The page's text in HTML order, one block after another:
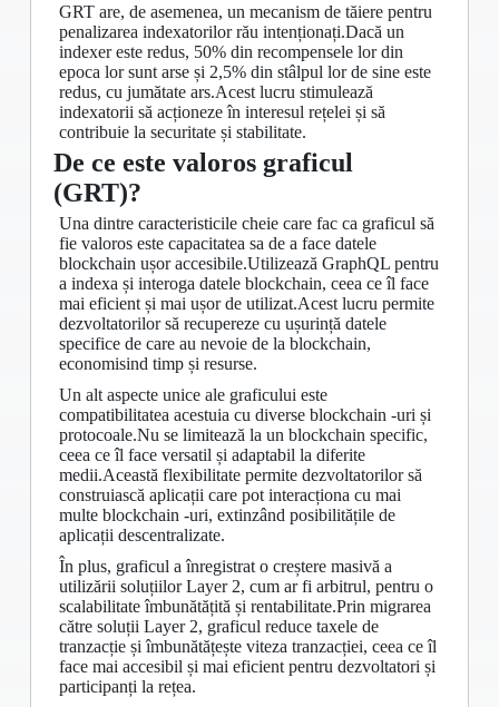
GRT are, de asemenea, un mecanism de tăiere pentru
penalizarea indexatorilor rău intenționați.Dacă un
indexer este redus, 50% din recompensele lor din
epoca lor sunt arse și 2,5% din stâlpul lor de sine este
redus, cu jumătate ars.Acest lucru stimulează
indexatorii să acționeze în interesul rețelei și să
contribuie la securitate și stabilitate.
De ce este valoros graficul
(GRT)?
Una dintre caracteristicile cheie care fac ca graficul să
fie valoros este capacitatea sa de a face datele
blockchain ușor accesibile.Utilizează GraphQL pentru
a indexa și interoga datele blockchain, ceea ce îl face
mai eficient și mai ușor de utilizat.Acest lucru permite
dezvoltatorilor să recupereze cu ușurință datele
specifice de care au nevoie de la blockchain,
economisind timp și resurse.
Un alt aspecte unice ale graficului este
compatibilitatea acestuia cu diverse blockchain -uri și
protocoale.Nu se limitează la un blockchain specific,
ceea ce îl face versatil și adaptabil la diferite
medii.Această flexibilitate permite dezvoltatorilor să
construiască aplicații care pot interacționa cu mai
multe blockchain -uri, extinzând posibilitățile de
aplicații descentralizate.
În plus, graficul a înregistrat o creștere masivă a
utilizării soluțiilor Layer 2, cum ar fi arbitrul, pentru o
scalabilitate îmbunătățită și rentabilitate.Prin migrarea
către soluții Layer 2, graficul reduce taxele de
tranzacție și îmbunătățește viteza tranzacției, ceea ce îl
face mai accesibil și mai eficient pentru dezvoltatori și
participanți la rețea.